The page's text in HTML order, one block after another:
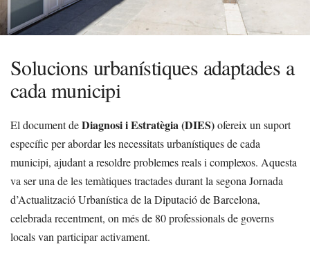
Solucions urbanístiques adaptades a
cada municipi
El document deDiagnosi i Estratègia (DIES)ofereix un suport
específic per abordar les necessitats urbanístiques de cada
municipi, ajudant a resoldre problemes reals i complexos. Aquesta
va ser una de les temàtiques tractades durant la segona Jornada
d’Actualització Urbanística de la Diputació de Barcelona,
celebrada recentment, on més de 80 professionals de governs
locals van participar activament.